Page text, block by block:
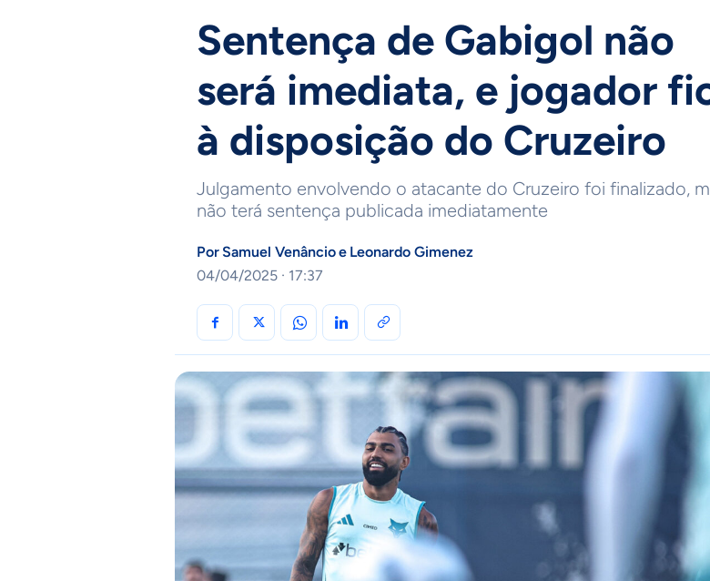
Sentença de Gabigol não
será imediata, e jogador
à disposição do Cruzeiro
Julgamento envolvendo o atacante do Cruzeiro foi finalizado,
não terá sentença publicada imediatamente
Por Samuel Venâncioe Leonardo Gimenez
04/04/2025 · 17:37